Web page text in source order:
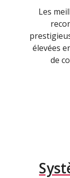
Les
élevées
de